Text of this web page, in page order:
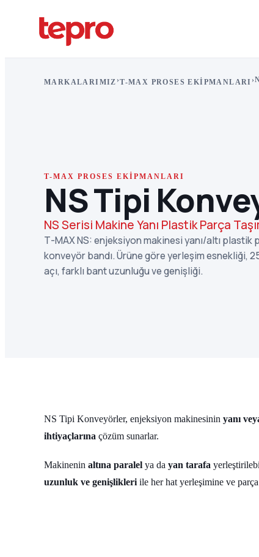
MARKALARIMIZ ›T-MAX PROSES EKIPMANLARI ›
T-MAX PROSES EKIPMANLARI
NS Tipi
NS Serisi Makine Yanı Plastik Parça
T-MAX NS: enjeksiyon makinesi yanı/altı plastik
konveyör bandı. Ürüne göre yerleşim esnekliği,
açı, farklı bant uzunluğu ve genişliği.
NS Tipi Konveyörler, enjeksiyon makinesinin yanı
ihtiyaçlarına çözüm sunarlar.
Makinenin altına paralel ya da yan tarafa
uzunluk ve genişlikleri ile her hat yerleşimine ve